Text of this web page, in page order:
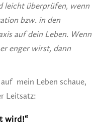
leicht überprüfen, wenn
bzw. in den
auf dein Leben. Wenn
enger wirst, dann
mein Leben schaue,
Leitsatz:
wird!“